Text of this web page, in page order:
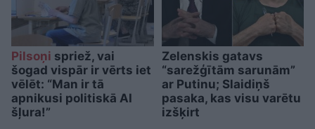
Pilsoņi spriež, vai
šogad vispār ir vērts iet
vēlēt: “Man ir tā
apnikusi politiskā AI
šļura!”
Zelenskis gatavs
“sarežģītām sarunām”
ar Putinu; Slaidiņš
pasaka, kas visu varētu
izšķirt